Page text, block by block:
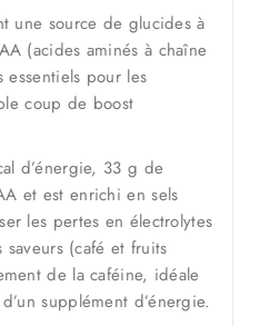
une source de glucides à
(acides aminés à chaîne
pour les
coup de boost
d’énergie, 33 g de
et est enrichi en sels
les pertes en électrolytes
saveurs (café et fruits
de la caféine, idéale
supplément d’énergie.